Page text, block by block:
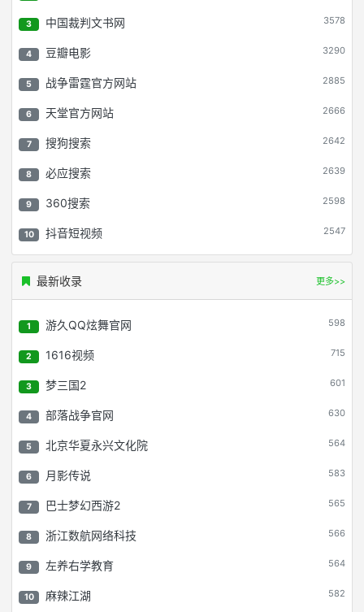
3 中国裁判文书网 3578
4 豆瓣电影 3290
5 战争雷霆官方网站 2885
6 天堂官方网站 2666
7 搜狗搜索 2642
8 必应搜索 2639
9 360搜索 2598
10 抖音短视频 2547
最新收录 更多>>
1 游久QQ炫舞官网 598
2 1616视频 715
3 梦三国2 601
4 部落战争官网 630
5 北京华夏永兴文化院 564
6 月影传说 583
7 巴士梦幻西游2 565
8 浙江数航网络科技 566
9 左养右学教育 564
10 麻辣江湖 582